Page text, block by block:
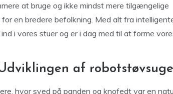
at bruge og ikke mindst mere tilgængelige
en bredere befolkning. Med alt fra
i vores stuer og er i dag med til at forme
af
hvor sved på panden og knofedt var en